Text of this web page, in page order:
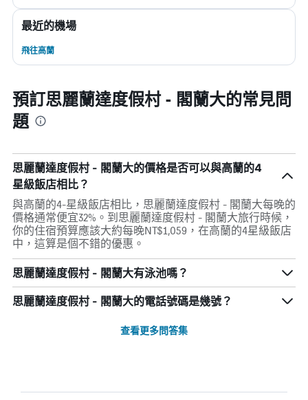
最近的機場
飛往高蘭
預訂思麗蘭達度假村 - 閣蘭大的常見問
題
思麗蘭達度假村 - 閣蘭大的價格是否可以與高蘭的4
星級飯店相比？
與高蘭的4-星級飯店相比，思麗蘭達度假村 - 閣蘭大每晚的
價格通常便宜32%。到思麗蘭達度假村 - 閣蘭大旅行時候，
你的住宿預算應該大約每晚NT$1,059，在高蘭的4星級飯店
中，這算是個不錯的優惠。
思麗蘭達度假村 - 閣蘭大有泳池嗎？
思麗蘭達度假村 - 閣蘭大的電話號碼是幾號？
查看更多問答集